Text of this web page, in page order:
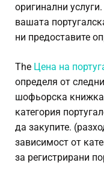
оригинални
вашата
ни предоставите
The Цена на
определя от
шофьорска книжка
категория
да закупите.
зависимост от
за регистрирани